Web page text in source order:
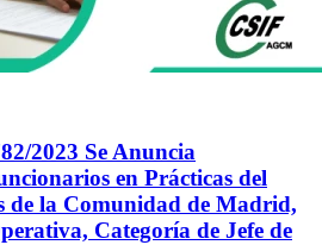
2023 Se Anuncia
en Prácticas del
de la Comunidad de Madrid,
Categoría de Jefe de